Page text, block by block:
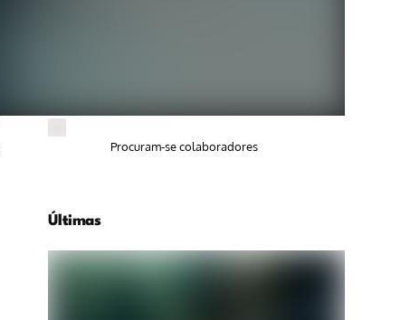
Procuram-se colaboradores
Últimas